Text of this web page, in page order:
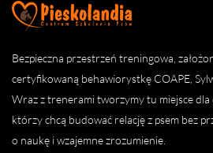
Bezpieczna przestrzeń treningowa,
certyfikowaną behawiorystkę COAPE,
Wraz z trenerami tworzymy tu miejsce dla
którzy chcą budować relację z psem bez
o naukę i wzajemne zrozumienie.